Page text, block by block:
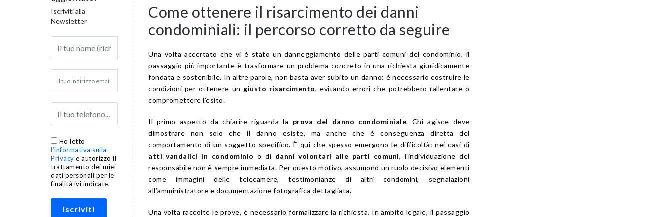
Iscriviti alla
Newsletter
Ho letto
l’informativa sulla
Privacy e autorizzo il
trattamento dei miei
dati personali per le
finalità ivi indicate.
Come ottenere il risarcimento dei danni
condominiali: il percorso corretto da seguire
Una volta accertato che vi è stato un danneggiamento delle parti comuni del condominio, il
passaggio più importante è trasformare un problema concreto in una richiesta giuridicamente
fondata e sostenibile. In altre parole, non basta aver subito un danno: è necessario costruire le
condizioni per ottenere un giusto risarcimento, evitando errori che potrebbero rallentare o
compromettere l’esito.
Il primo aspetto da chiarire riguarda la prova del danno condominiale. Chi agisce deve
dimostrare non solo che il danno esiste, ma anche che è conseguenza diretta del
comportamento di un soggetto specifico. È qui che spesso emergono le difficoltà: nei casi di
atti vandalici in condominio o di danni volontari alle parti comuni, l’individuazione del
responsabile non è sempre immediata. Per questo motivo, assumono un ruolo decisivo elementi
come immagini delle telecamere, testimonianze di altri condomini, segnalazioni
all’amministratore e documentazione fotografica dettagliata.
Una volta raccolte le prove, è necessario formalizzare la richiesta. In ambito legale, il passaggio